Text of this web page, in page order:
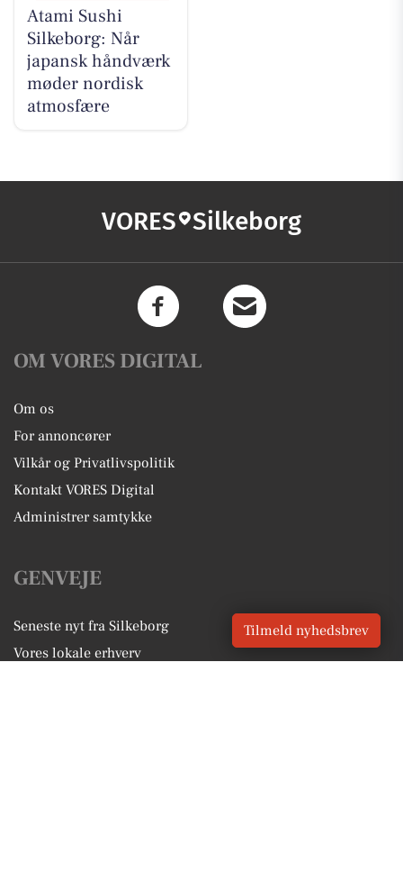
Atami Sushi
Silkeborg: Når
japansk håndværk
møder nordisk
atmosfære
VORES Silkeborg
OM VORES DIGITAL
Om os
For annoncører
Vilkår og Privatlivspolitik
Kontakt VORES Digital
Administrer samtykke
GENVEJE
Seneste nyt fra Silkeborg
Vores lokale erhverv
Tilmeld nyhedsbrev